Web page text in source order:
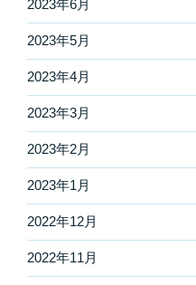
2023年6月
2023年5月
2023年4月
2023年3月
2023年2月
2023年1月
2022年12月
2022年11月